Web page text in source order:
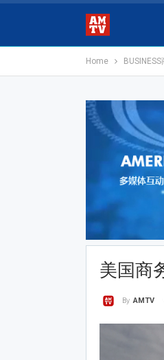
Home BUSINESS
美国商
By AMTV